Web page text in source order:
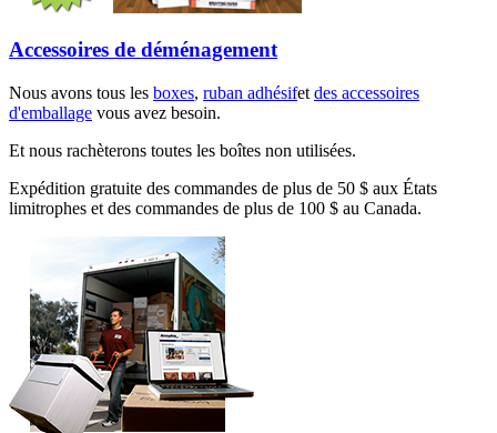
Accessoires de déménagement
Nous avons tous les boxes, ruban adhésifet des accessoires
d'emballage vous avez besoin.
Et nous rachèterons toutes les boîtes non utilisées.
Expédition gratuite des commandes de plus de 50 $ aux États
limitrophes et des commandes de plus de 100 $ au Canada.